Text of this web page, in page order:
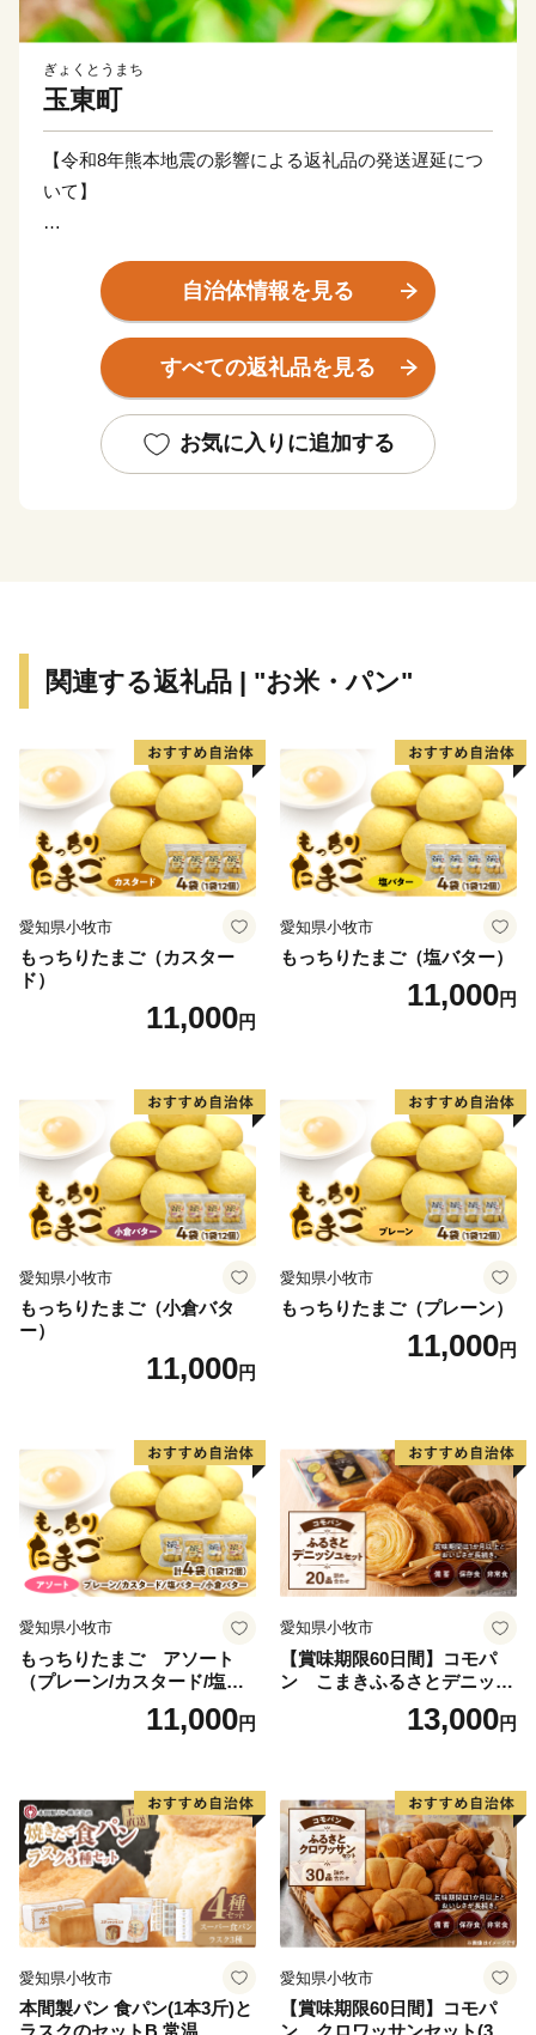
ぎょくとうまち
玉東町
【令和8年熊本地震の影響による返礼品の発送遅延につ
いて】​
震」の影響により、交通網の寸断や安全確認が必要とな
っているため、配送業者による集荷・配送が一時停止し
ております。​
そのため、返礼品のお届けに通常よりもお時間をいただ
返礼品を楽しみにお待ちいただいている寄附者様には、
多大なご迷惑とご不便をおかけしておりますことを、心
す。​
玉東町には緑があふれ、自然の力がいっぱいです。 誰
もが夢を育める、住みよい町づくりを進めています。
玉東町は熊本県北部に位置する自然に恵まれた町です。
定されています。 基幹産業である農業は、市場で評価
の高いみかんや梨、スイカのほか、スモモの1種である
ハニーローザが全国一の栽培面積を誇り、その加工品で
ある“ハニーローザアイスクリーム”は熊本県優良新商品
ご寄附は、玉東町を「もっと応援したい!」と思ってい
ただけるような活用をしていきます。
◎返礼品の内容・お届け先・お届け時期等ふるさと納税
全般についてのお問合せ
株式会社ローカル
E-mail：gyokuto@lo-cal.co.jp
TEL：096-288-5620 FAX：096-245-6158
※土日祝はお休みをいただいております。
※土日祝祭日にいただいたメールへの回答は翌営業日以
降となりますので、ご了承ください。
◎受領証明書の発行やワンストップ特例申請の受付状況
等のお問い合わせ
玉東町コールセンター（事務委託先）
営業時間：月曜から金曜（祝日除く）午前9時から午後5
時15分
E-mail：gyokuto@do-furusato.jp
自治体情報を見る
すべての返礼品を見る
お気に入りに追加する
関連する返礼品 | "お米・パン"
愛知県小牧市
もっちりたまご（カスター
ド）
11,000円
愛知県小牧市
もっちりたまご（塩バター）
11,000円
愛知県小牧市
もっちりたまご（小倉バタ
ー）
11,000円
愛知県小牧市
もっちりたまご（プレーン）
11,000円
愛知県小牧市
もっちりたまご アソート
（プレーン/カスタード/塩バ
ター/小倉バター）11,000円
愛知県小牧市
【賞味期限60日間】コモパ
ン こまきふるさとデニッシ
ュセット（20個入り）／災害
用備蓄 保存食 非常食 防災グ
13,000円
愛知県小牧市
本間製パン 食パン(1本3斤)と
愛知県小牧市
【賞味期限60日間】コモパ